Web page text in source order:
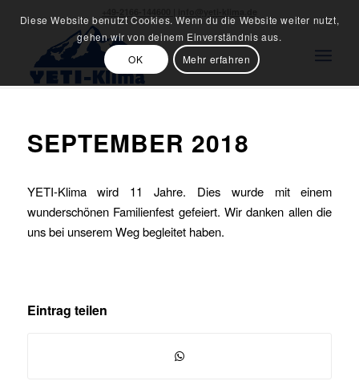
SEPTEMBER 2018
YETI-Klima wird 11 Jahre. Dies wurde mit einem
wunderschönen Familienfest gefeiert. Wir danken allen die
uns bei unserem Weg begleitet haben.
Eintrag teilen
Diese Website benutzt Cookies. Wenn du die Website weiter nutzt,
gehen wir von deinem Einverständnis aus.
OK
Mehr erfahren